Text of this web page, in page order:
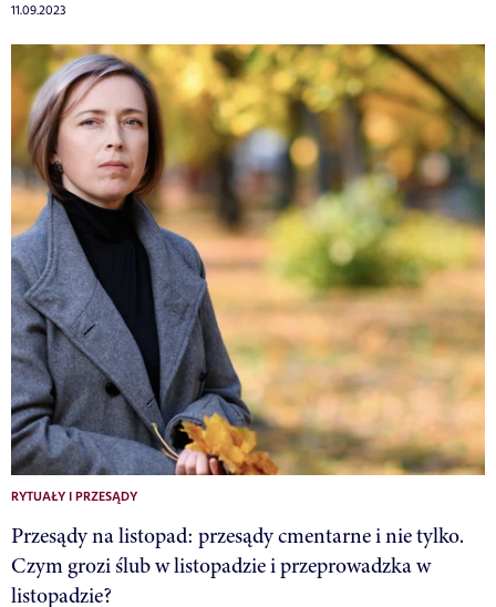
11.09.2023
RYTUAŁY I PRZESĄDY
Przesądy na listopad: przesądy cmentarne i nie tylko.
Czym grozi ślub w listopadzie i przeprowadzka w
listopadzie?